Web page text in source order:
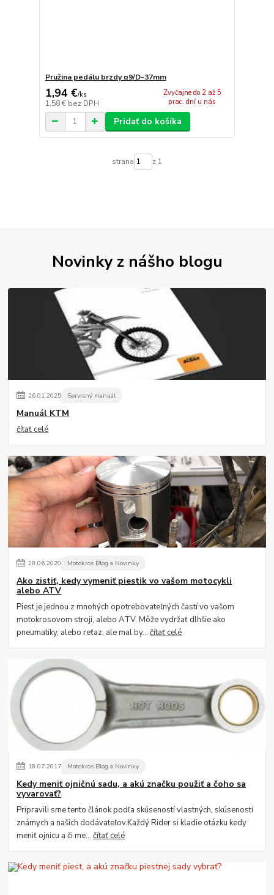
Pružina pedálu brzdy ¤9/D-37mm
1,94 €/ks
1,58 € bez DPH
Zvyčajne do 2 až 5
prac. dní u nás
Pridať do košíka
strana z 1
Novinky z nášho blogu
26.01.2025 Servisný manuál
Manuál KTM
čítať celé
28.06.2020 Motokros Blog a Novinky
Ako zistiť, kedy vymeniť piestik vo vašom motocykli
alebo ATV
Piest je jednou z mnohých opotrebovateľných častí vo vašom
motokrosovom stroji, alebo ATV. Môže vydržať dlhšie ako
pneumatiky, alebo reťaz, ale mal by...čítať celé
18.07.2017 Motokros Blog a Novinky
Kedy meniť ojničnú sadu, a akú značku použiť a čoho sa
vyvarovať?
Pripravili sme tento článok podľa skúseností vlastných, skúseností
známych a našich dodávateľov.Každý Rider si kladie otázku kedy
meniť ojnicu a či me...čítať celé